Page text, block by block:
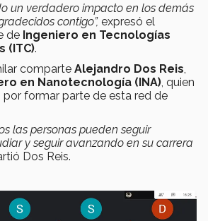
un verdadero impacto en los demás
contigo”, expresó el
de Ingeniero en Tecnologías
(ITC).
comparte Alejandro Dos Reis
en Nanotecnología (INA) , quien
formar parte de esta red de
las personas pueden seguir
y seguir avanzando en su carrera
Dos Reis.